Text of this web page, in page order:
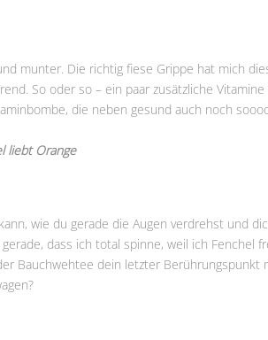
munter. Die richtig fiese Grippe hat mich
So oder so – ein paar zusätzliche
die neben gesund auch noch
liebt Orange
wie du gerade die Augen verdrehst und
dass ich total spinne, weil ich Fenchel
Bauchwehtee dein letzter Berührungspunkt